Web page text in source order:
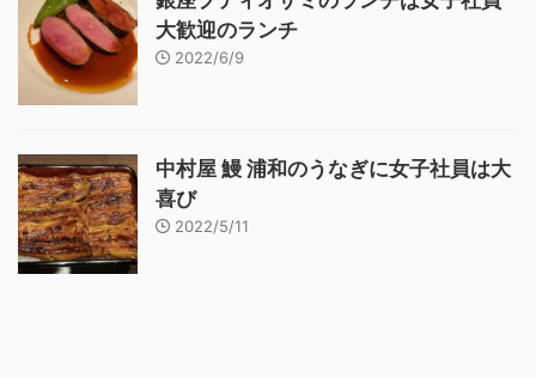
大歓迎のランチ
2022/6/9
中村屋 鰻 浦和のうなぎに女子社員は大
喜び
2022/5/11